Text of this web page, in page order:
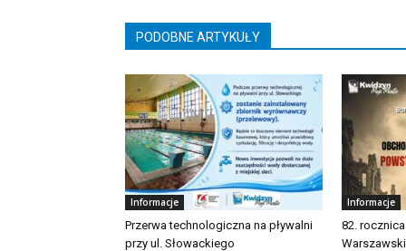
PODOBNE ARTYKUŁY
Informacje
Przerwa technologiczna na pływalni
przy ul. Słowackiego
Informacje
82.